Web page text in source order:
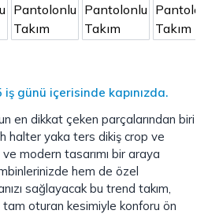
günü içerisinde kapınızda.
en dikkat çeken parçalarından biri
halter yaka ters dikiş crop ve
ve modern tasarımı bir araya
hem de özel
sağlayacak bu trend takım,
tam oturan kesimiyle konforu ön